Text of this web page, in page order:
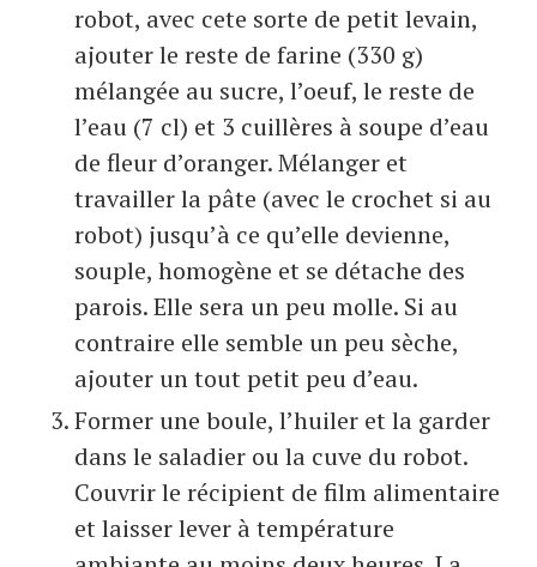
robot, avec cete sorte de petit levain,
ajouter le reste de farine (330 g)
mélangée au sucre, l’oeuf, le reste de
l’eau (7 cl) et 3 cuillères à soupe d’eau
de fleur d’oranger. Mélanger et
travailler la pâte (avec le crochet si au
robot) jusqu’à ce qu’elle devienne,
souple, homogène et se détache des
parois. Elle sera un peu molle. Si au
contraire elle semble un peu sèche,
ajouter un tout petit peu d’eau.
Former une boule, l’huiler et la garder
dans le saladier ou la cuve du robot.
Couvrir le récipient de film alimentaire
et laisser lever à température